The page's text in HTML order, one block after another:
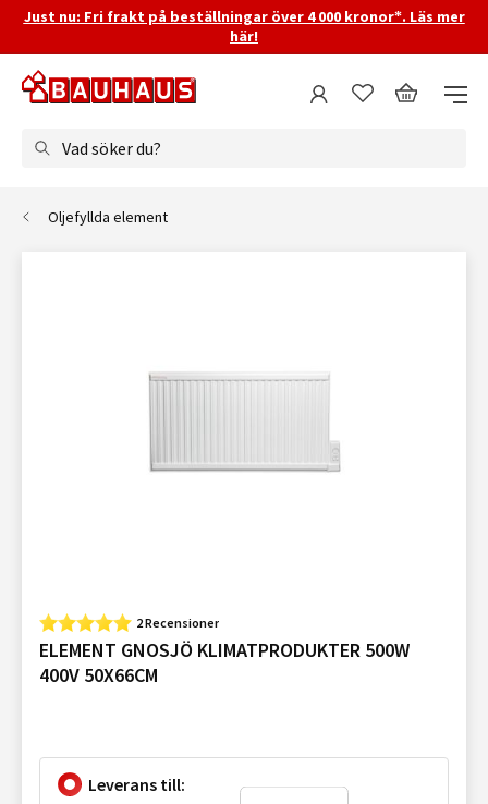
Just nu: Fri frakt på beställningar över 4 000 kronor*. Läs mer
här!
Vad söker du?
Oljefyllda element
2 Recensioner
ELEMENT GNOSJÖ KLIMATPRODUKTER 500W
400V 50X66CM
Leverans till: